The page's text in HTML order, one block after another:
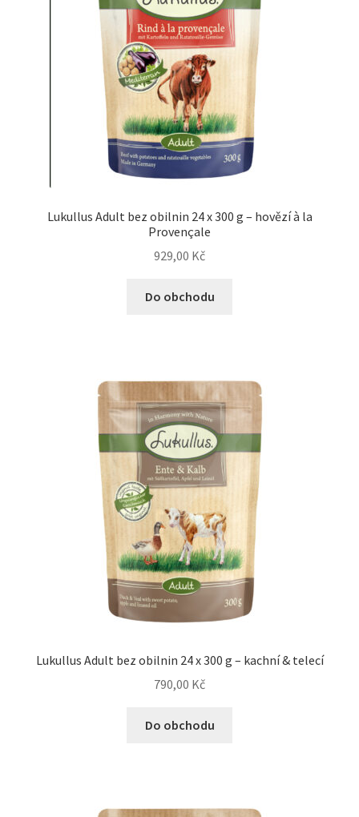
Lukullus Adult bez obilnin 24 x 300 g – hovězí à la
Provençale
929,00 Kč
Do obchodu
Lukullus Adult bez obilnin 24 x 300 g – kachní & telecí
790,00 Kč
Do obchodu